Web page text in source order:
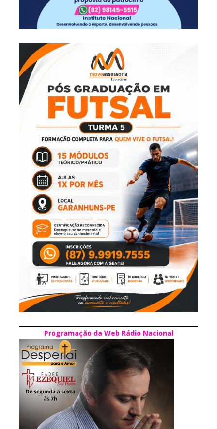
Programação da Web Rádio Nacional